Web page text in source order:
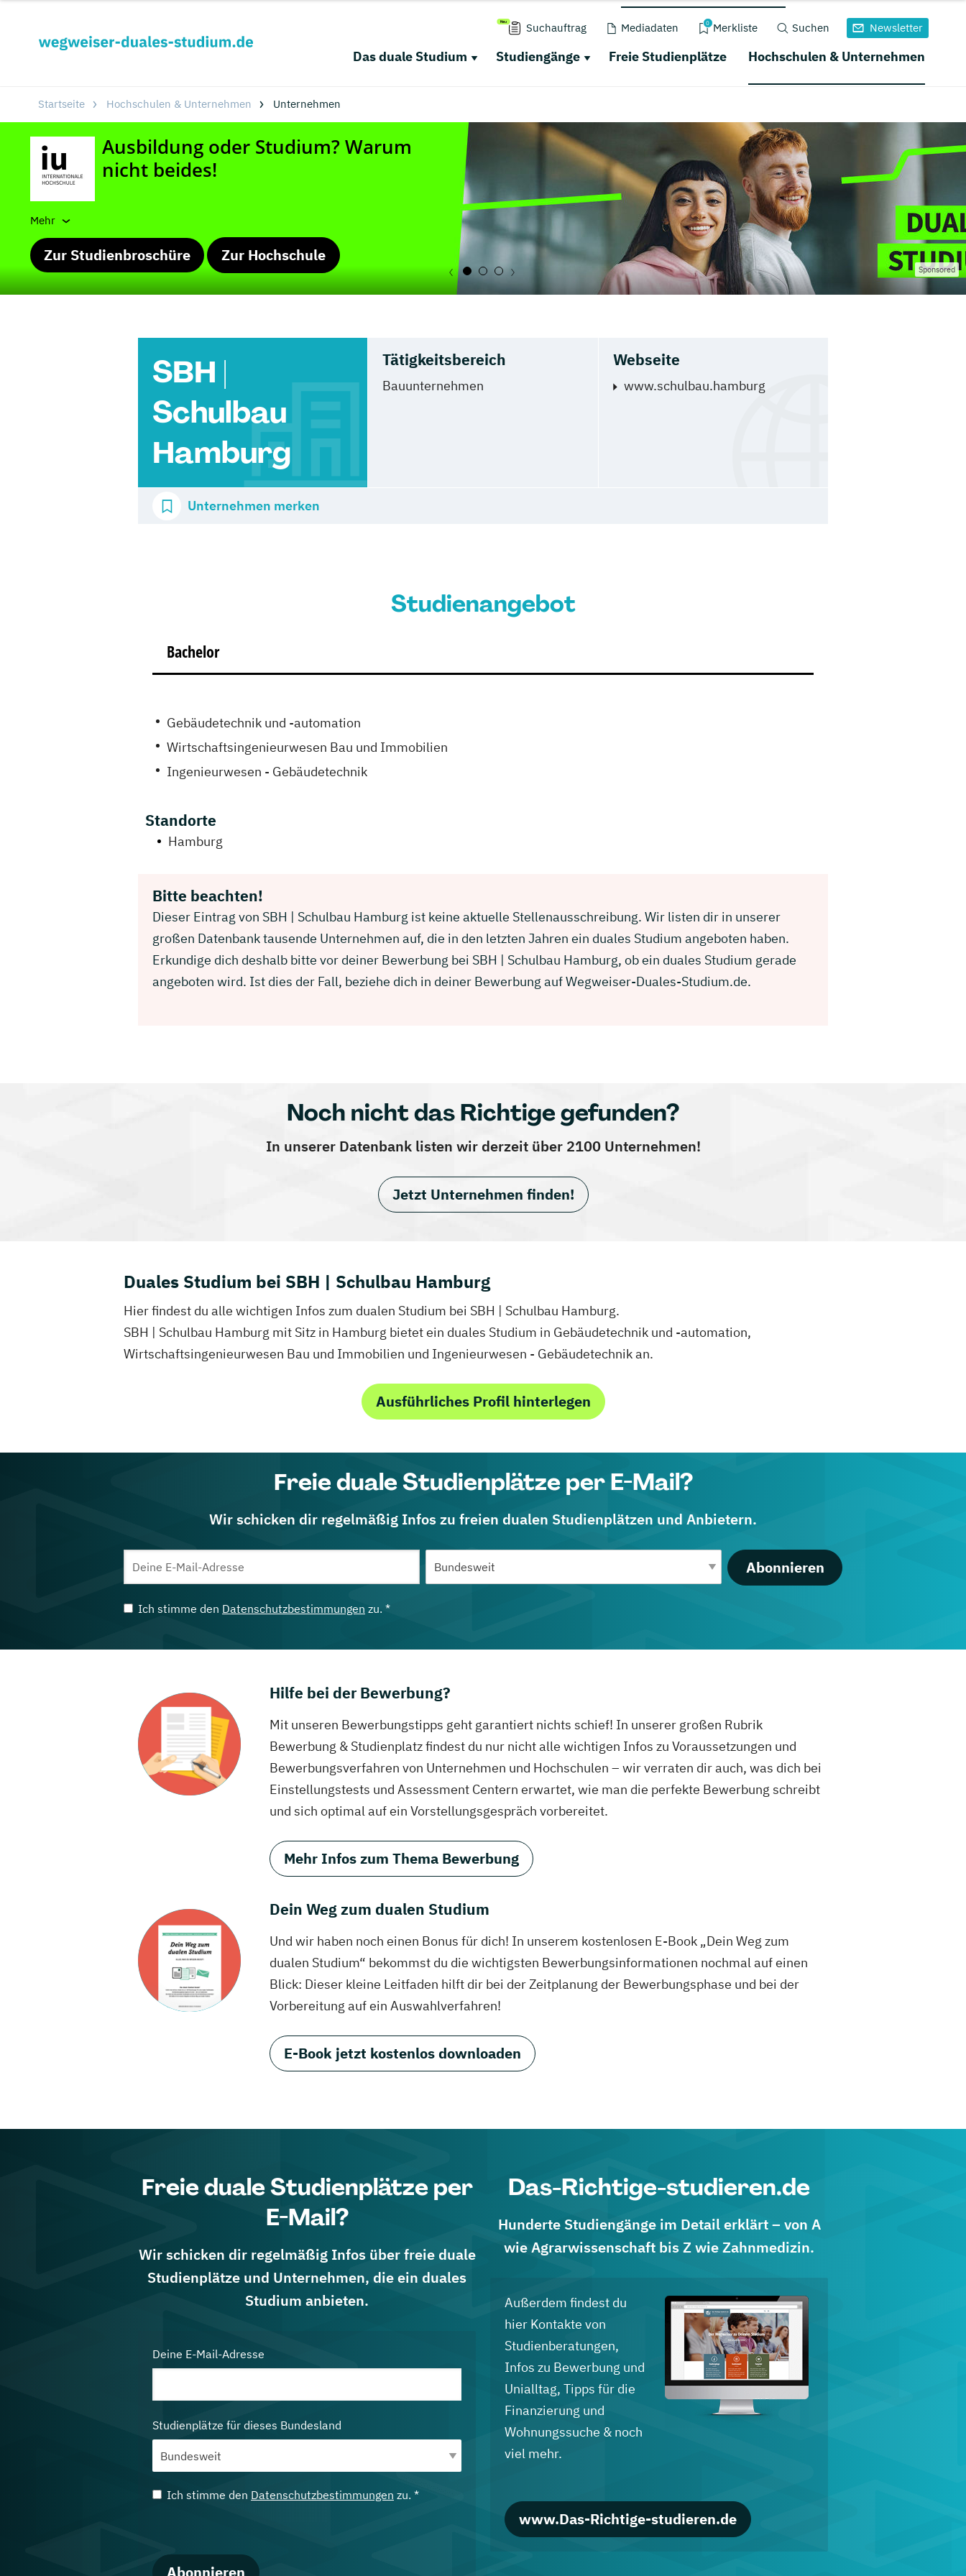
Suchauftrag Mediadaten 0 Merkliste Suchen Newsletter
Das duale Studium Studiengänge Freie Studienplätze Hochschulen & Unternehmen
Startseite Hochschulen & Unternehmen Unternehmen
Mehr
Zur Studienbroschüre Zur Hochschule
Sponsored
SBH |
Schulbau
Hamburg
Tätigkeitsbereich
Bauunternehmen
Webseite
www.schulbau.hamburg
Unternehmen merken
Studienangebot
Bachelor
Gebäudetechnik und -automation
Wirtschaftsingenieurwesen Bau und Immobilien
Ingenieurwesen - Gebäudetechnik
Standorte
Hamburg
Bitte beachten!
Dieser Eintrag von SBH | Schulbau Hamburg ist keine aktuelle Stellenausschreibung. Wir listen dir in unserer
großen Datenbank tausende Unternehmen auf, die in den letzten Jahren ein duales Studium angeboten haben.
Erkundige dich deshalb bitte vor deiner Bewerbung bei SBH | Schulbau Hamburg, ob ein duales Studium gerade
angeboten wird. Ist dies der Fall, beziehe dich in deiner Bewerbung auf Wegweiser-Duales-Studium.de.
Noch nicht das Richtige gefunden?
In unserer Datenbank listen wir derzeit über 2100 Unternehmen!
Jetzt Unternehmen finden!
Duales Studium bei SBH | Schulbau Hamburg
Hier findest du alle wichtigen Infos zum dualen Studium bei SBH | Schulbau Hamburg.
SBH | Schulbau Hamburg mit Sitz in Hamburg bietet ein duales Studium in Gebäudetechnik und -automation,
Wirtschaftsingenieurwesen Bau und Immobilien und Ingenieurwesen - Gebäudetechnik an.
Ausführliches Profil hinterlegen
Freie duale Studienplätze per E-Mail?
Wir schicken dir regelmäßig Infos zu freien dualen Studienplätzen und Anbietern.
Abonnieren
Ich stimme den Datenschutzbestimmungen zu. *
Hilfe bei der Bewerbung?
Mit unseren Bewerbungstipps geht garantiert nichts schief! In unserer großen Rubrik
Bewerbung & Studienplatz findest du nur nicht alle wichtigen Infos zu Voraussetzungen und
Bewerbungsverfahren von Unternehmen und Hochschulen – wir verraten dir auch, was dich bei
Einstellungstests und Assessment Centern erwartet, wie man die perfekte Bewerbung schreibt
und sich optimal auf ein Vorstellungsgespräch vorbereitet.
Mehr Infos zum Thema Bewerbung
Dein Weg zum dualen Studium
Und wir haben noch einen Bonus für dich! In unserem kostenlosen E-Book „Dein Weg zum
dualen Studium“ bekommst du die wichtigsten Bewerbungsinformationen nochmal auf einen
Blick: Dieser kleine Leitfaden hilft dir bei der Zeitplanung der Bewerbungsphase und bei der
Vorbereitung auf ein Auswahlverfahren!
E-Book jetzt kostenlos downloaden
Freie duale Studienplätze per
E-Mail?
Wir schicken dir regelmäßig Infos über freie duale
Studienplätze und Unternehmen, die ein duales
Studium anbieten.
Deine E-Mail-Adresse
Studienplätze für dieses Bundesland
Ich stimme den Datenschutzbestimmungen zu. *
Abonnieren
Das-Richtige-studieren.de
Hunderte Studiengänge im Detail erklärt – von A
wie Agrarwissenschaft bis Z wie Zahnmedizin.
Außerdem findest du
hier Kontakte von
Studienberatungen,
Infos zu Bewerbung und
Unialltag, Tipps für die
Finanzierung und
Wohnungssuche & noch
viel mehr.
www.Das-Richtige-studieren.de